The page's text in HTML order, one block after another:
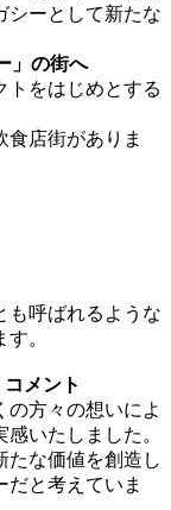
シーとして新たな
」の街へ
トをはじめとする
店街がありま
も呼ばれるような
。
メント
の方々の想いによ
いたしました。
たな価値を創造し
と考えていま